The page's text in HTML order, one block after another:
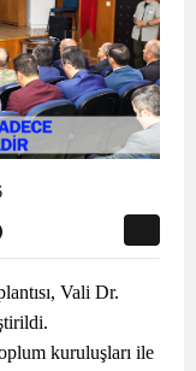
Vali Dr.
kuruluşları ile